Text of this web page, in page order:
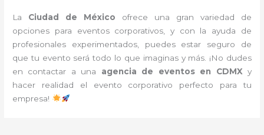
La Ciudad de México ofrece una gran variedad de
opciones para eventos corporativos, y con la ayuda de
profesionales experimentados, puedes estar seguro de
que tu evento será todo lo que imaginas y más. ¡No dudes
en contactar a una agencia de eventos en CDMX y
hacer realidad el evento corporativo perfecto para tu
empresa!